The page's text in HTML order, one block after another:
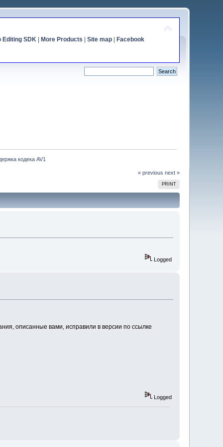
Editing SDK| More Products Site map| Facebook
кодека AV1
« previous next »
PRINT
Logged
описанные вами, исправили в версии по ссылке
Logged